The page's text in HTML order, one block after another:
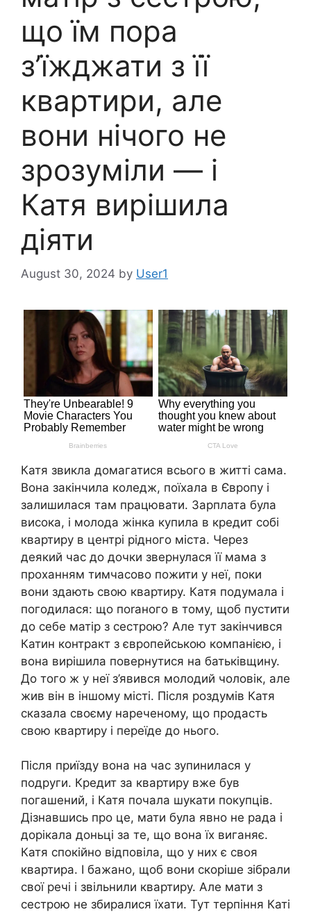
що їм пора
з’їжджати з її
квартири, але
вони нічого не
зрозуміли — і
Катя вирішила
діяти
August 30, 2024 by User1
Катя звикла домагатися всього в житті сама.
Вона закінчила коледж, поїхала в Європу і
залишилася там працювати. Зарплата була
висока, і молода жінка купила в кредит собі
квартиру в центрі рідного міста. Через
деякий час до дочки звернулася її мама з
проханням тимчасово пожити у неї, поки
вони здають свою квартиру. Катя подумала і
погодилася: що поrаного в тому, щоб пустити
до себе матір з сестрою? Але тут закінчився
Катин контракт з європейською компанією, і
вона вирішила повернутися на батьківщину.
До того ж у неї з’явився молодий чоловік, але
жив він в іншому місті. Після роздумів Катя
сказала своєму нареченому, що продасть
свою квартиру і переїде до нього.
Після приїзду вона на час зупинилася у
подруги. Кредит за квартиру вже був
погашений, і Катя почала шукати покупців.
Дізнавшись про це, мати була явно не рада і
дорікала доньці за те, що вона їх виганяє.
Катя спокійно відповіла, що у них є своя
квартира. І бажано, щоб вони скоріше зібрали
свої речі і звільнили квартиру. Але мати з
сестрою не збиралися їхати. Тут терпіння Каті